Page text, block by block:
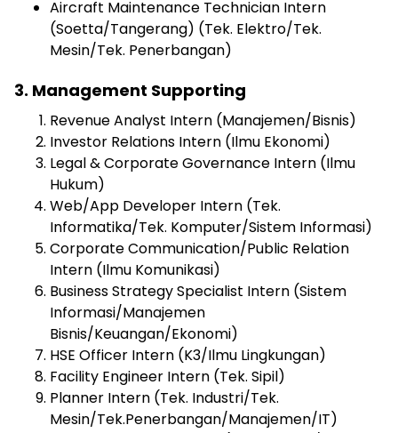
Aircraft Maintenance Technician Intern
(Soetta/Tangerang) (Tek. Elektro/Tek.
Mesin/Tek. Penerbangan)
3. Management Supporting
Revenue Analyst Intern (Manajemen/Bisnis)
Investor Relations Intern (Ilmu Ekonomi)
Legal & Corporate Governance Intern (Ilmu
Hukum)
Web/App Developer Intern (Tek.
Informatika/Tek. Komputer/Sistem Informasi)
Corporate Communication/Public Relation
Intern (Ilmu Komunikasi)
Business Strategy Specialist Intern (Sistem
Informasi/Manajemen
Bisnis/Keuangan/Ekonomi)
HSE Officer Intern (K3/Ilmu Lingkungan)
Facility Engineer Intern (Tek. Sipil)
Planner Intern (Tek. Industri/Tek.
Mesin/Tek.Penerbangan/Manajemen/IT)